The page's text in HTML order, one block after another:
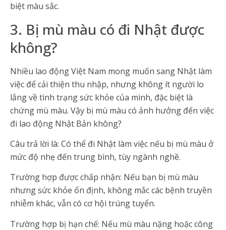
biệt màu sắc.
3. Bị mù màu có đi Nhật được
không?
Nhiều lao động Việt Nam mong muốn sang Nhật làm
việc để cải thiện thu nhập, nhưng không ít người lo
lắng về tình trạng sức khỏe của mình, đặc biệt là
chứng mù màu. Vậy bị mù màu có ảnh hưởng đến việc
đi lao động Nhật Bản không?
Câu trả lời là: Có thể đi Nhật làm việc nếu bị mù màu ở
mức độ nhẹ đến trung bình, tùy ngành nghề.
Trường hợp được chấp nhận: Nếu bạn bị mù màu
nhưng sức khỏe ổn định, không mắc các bệnh truyền
nhiễm khác, vẫn có cơ hội trúng tuyển.
Trường hợp bị hạn chế: Nếu mù màu nặng hoặc công